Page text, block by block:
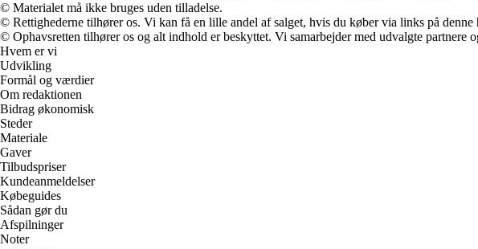
© Materialet må ikke bruges uden tilladelse.
© Rettighederne tilhører os. Vi kan få en lille andel af salget, hvis du køber via links på denne
© Ophavsretten tilhører os og alt indhold er beskyttet. Vi samarbejder med udvalgte
Hvem er vi
Udvikling
Formål og værdier
Om redaktionen
Bidrag økonomisk
Steder
Materiale
Gaver
Tilbudspriser
Kundeanmeldelser
Købeguides
Sådan gør du
Afspilninger
Noter